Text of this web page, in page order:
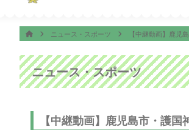
ニュース・スポーツ 【中継動画】鹿
ニュース・スポーツ
【中継動画】鹿児島市・護